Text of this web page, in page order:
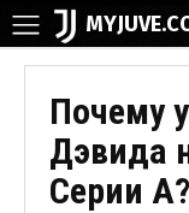
Почему
Дэвида
Серии А?